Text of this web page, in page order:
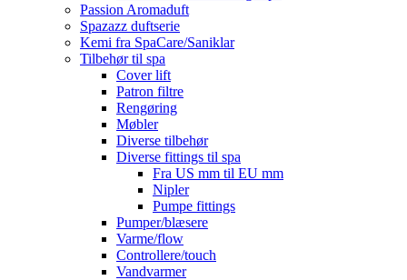
Passion Aromaduft
Spazazz duftserie
Kemi fra SpaCare/Saniklar
Tilbehør til spa
Cover lift
Patron filtre
Rengøring
Møbler
Diverse tilbehør
Diverse fittings til spa
Fra US mm til EU mm
Nipler
Pumpe fittings
Pumper/blæsere
Varme/flow
Controllere/touch
Vandvarmer